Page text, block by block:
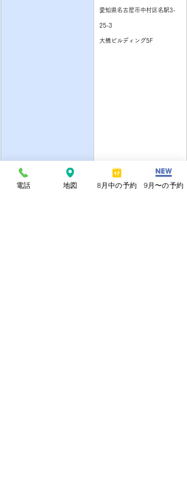
愛知県名古屋市中村区名駅3-
25-3
大橋ビルディング5F
電話 地図 8月中の予約 9月〜の予約